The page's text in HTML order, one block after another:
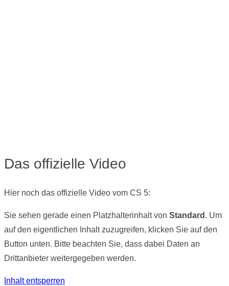
Das offizielle Video
Hier noch das offizielle Video vom CS 5:
Sie sehen gerade einen Platzhalterinhalt von Standard . Um
auf den eigentlichen Inhalt zuzugreifen, klicken Sie auf den
Button unten. Bitte beachten Sie, dass dabei Daten an
Drittanbieter weitergegeben werden.
Inhalt entsperren